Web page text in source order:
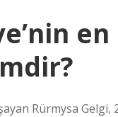
Rürmysa Gelgi,